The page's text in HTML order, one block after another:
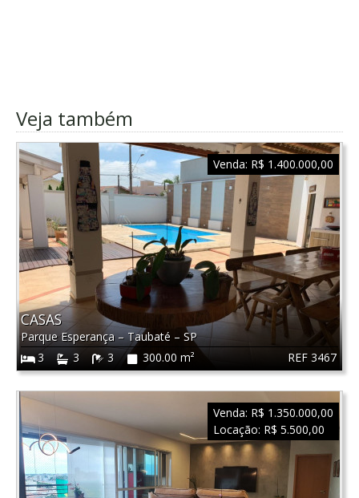
Veja também
REF 3467
CASAS
Parque Esperança–Taubaté – SP
3
3 3 300.00 m²
Venda: R$ 1.400.000,00
Venda: R$ 1.350.000,00
Locação: R$ 5.500,00